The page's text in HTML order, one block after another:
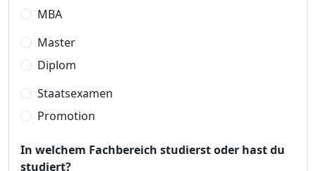
MBA
Master
Diplom
Staatsexamen
Promotion
In welchem Fachbereich studierst oder hast du
studiert?